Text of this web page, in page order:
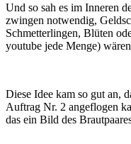
Und so sah es im Inneren
zwingen notwendig,
Schmetterlingen, Blüten
youtube jede Menge)
Diese Idee kam so gut an,
Auftrag Nr. 2 angeflogen
das ein Bild des